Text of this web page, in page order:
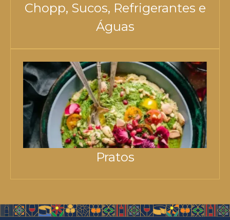
Chopp, Sucos, Refrigerantes e
Águas
Pratos